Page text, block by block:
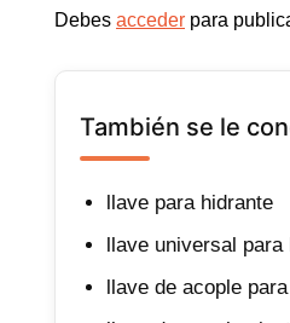
Debes acceder para
También se le
llave para hidrante
llave universal para
llave de acople